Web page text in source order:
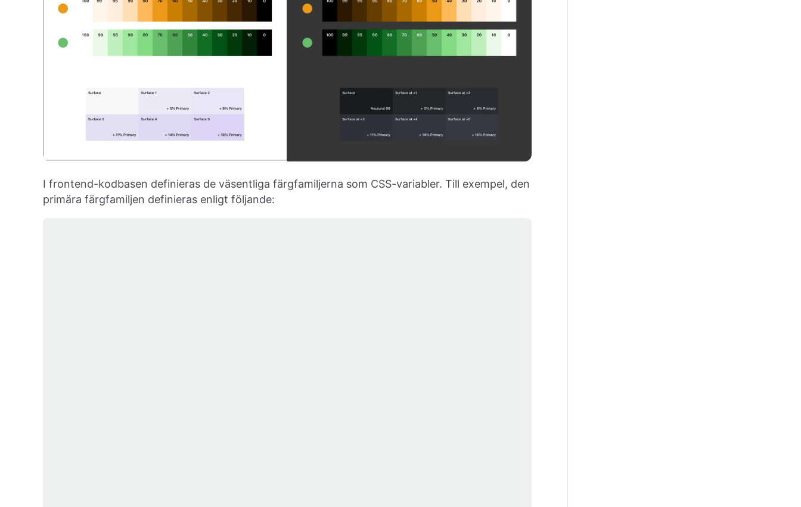
I frontend-kodbasen definieras de väsentliga färgfamiljerna som CSS-variabler. Till exempel, den
primära färgfamiljen definieras enligt följande: